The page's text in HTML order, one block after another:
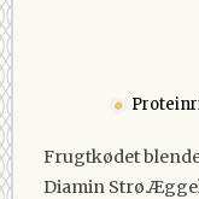
Frugtkødet
Diamin